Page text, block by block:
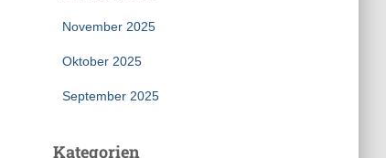
November 2025
Oktober 2025
September 2025
Kategorien